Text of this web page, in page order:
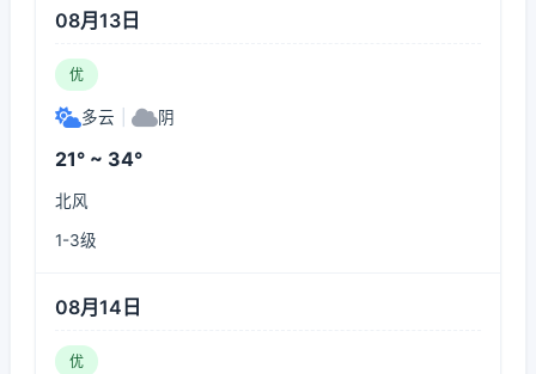
08月13日
优
多云 阴
21° ~ 34°
北风
1-3级
08月14日
优